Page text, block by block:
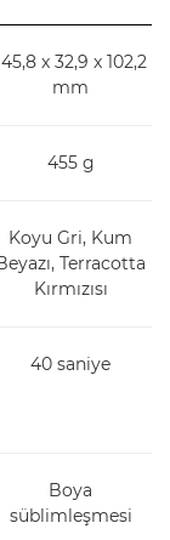
x 32,9 x 102,2
mm
455 g
Koyu Gri, Kum
Terracotta
Kırmızısı
40 saniye
Boya
süblimleşmesi